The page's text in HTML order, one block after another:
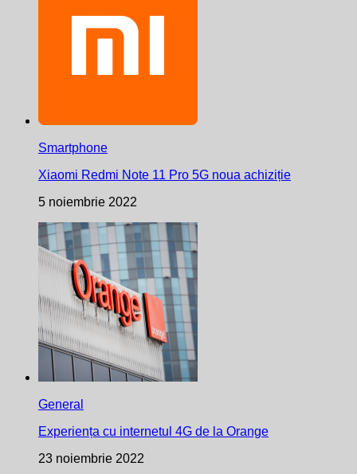
Smartphone
Xiaomi Redmi Note 11 Pro 5G noua achiziție
5 noiembrie 2022
General
Experiența cu internetul 4G de la Orange
23 noiembrie 2022